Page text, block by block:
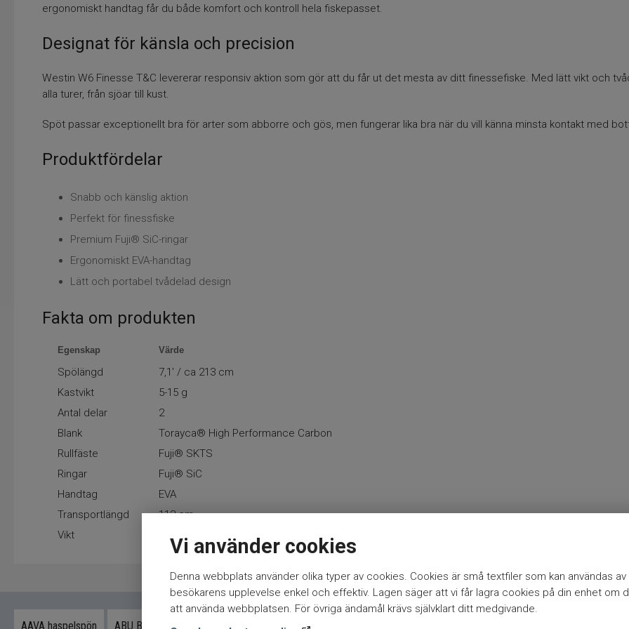
Vi använder cookies
Denna webbplats använder olika typer av cookies. Cookies är små textfiler som kan användas
besökarens upplevelse enkel och effektiv. Lagen säger att vi får lagra cookies på din enhet om
att använda webbplatsen. För övriga ändamål krävs självklart ditt medgivande.
ergonomiskt handtag får du både komfort och kontroll hela fiskepasset.
Designat för känsla och precision
Westin W6 Finesse T&C levererar responsiv aktion som gör att du får ut det mesta av ditt finessefiske. Med lätt vikt och
alla turer, från sjöar till kust.
Spöt passar exceptionellt bra för arter som abborre och gös, men fungerar lika bra när du vill känna minsta kontakt med
Produktfördelar
Snabb och känslig aktion
Perfekt för finessfiske
Premium Fuji® SiC-ringar
Ergonomiskt EVA-handtag
Lätt och portabel tvådelad design
Fakta om produkten
Egenskap Värde
Spölängd
7,1′ / ca 213 cm
Kastvikt
5-15 g
Antal delar
2
Blank
Torayca® High Performance Carbon
Rullfäste
Fuji® SKTS
Ringar
Fuji® SiC
Handtag
EVA
Transportlängd
112 cm
Vikt
105–109 g
AAVA haspelspön ABU Berkley haspelspön Armada Haspelspön